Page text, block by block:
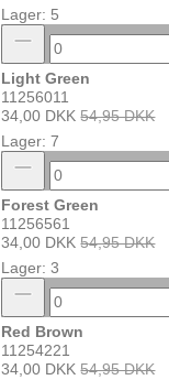
Lager: 5
Light Green
11256011
34,00 DKK 54,95 DKK
Lager: 7
Forest Green
11256561
34,00 DKK 54,95 DKK
Lager: 3
Red Brown
11254221
34,00 DKK 54,95 DKK